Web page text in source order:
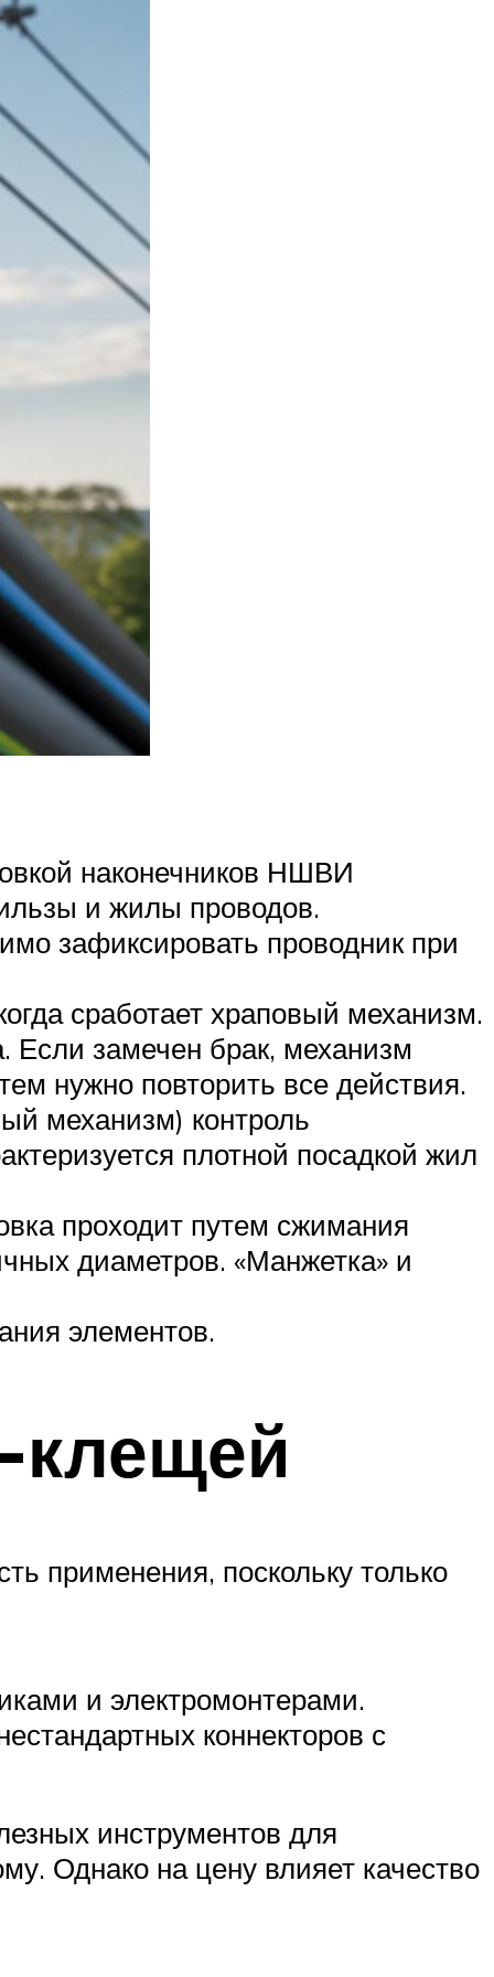
наконечников НШВИ
и жилы проводов.
зафиксировать проводник при
сработает храповый механизм.
Если замечен брак, механизм
нужно повторить все действия.
механизм) контроль
плотной посадкой жил
проходит путем сжимания
диаметров. «Манжетка» и
элементов.
клещей
применения, поскольку только
и электромонтерами.
коннекторов с
инструментов для
Однако на цену влияет качество